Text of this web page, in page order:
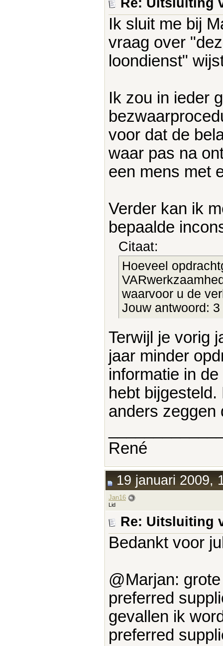
Re: Uitsluiting
Ik sluit me bij
vraag over
loondienst"
Ik zou in ieder
voor dat de
waar pas na
een mens met
Verder kan ik
bepaalde
Citaat:
Hoeveel
waarvoor u de
Jouw antwoord:
Terwijl je vorig
jaar minder
informatie in
hebt
anders zeggen
René
19 januari 2009,
Jan16
Lid
Re: Uitsluiting
Bedankt voor
@Marjan:
preferred
gevallen ik
preferred